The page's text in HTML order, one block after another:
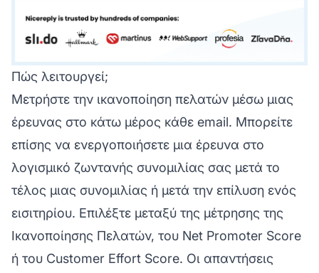
Πώς λειτουργεί;
Μετρήστε την ικανοποίηση πελατών μέσω μιας
έρευνας στο κάτω μέρος κάθε email. Μπορείτε
επίσης να ενεργοποιήσετε μια έρευνα στο
λογισμικό ζωντανής συνομιλίας σας μετά το
τέλος μιας συνομιλίας ή μετά την επίλυση ενός
εισιτηρίου. Επιλέξτε μεταξύ της μέτρησης της
Ικανοποίησης Πελατών, του Net Promoter Score
ή του Customer Effort Score. Οι απαντήσεις